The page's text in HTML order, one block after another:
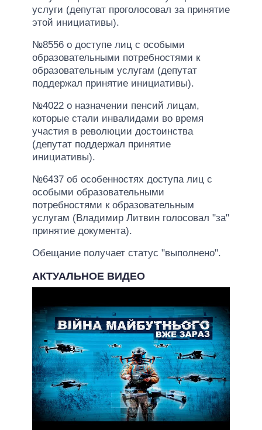
услуги (депутат проголосовал за принятие
этой инициативы).
№8556 о доступе лиц с особыми
образовательными потребностями к
образовательным услугам (депутат
поддержал принятие инициативы).
№4022 о назначении пенсий лицам,
которые стали инвалидами во время
участия в революции достоинства
(депутат поддержал принятие
инициативы).
№6437 об особенностях доступа лиц с
особыми образовательными
потребностями к образовательным
услугам (Владимир Литвин голосовал "за"
принятие документа).
Обещание получает статус "выполнено".
АКТУАЛЬНОЕ ВИДЕО